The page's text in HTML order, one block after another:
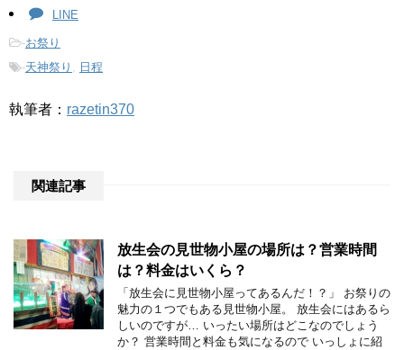
LINE
-お祭り
-天神祭り , 日程
執筆者： razetin370
関連記事
放生会の見世物小屋の場所は？営業時間
は？料金はいくら？
「放生会に見世物小屋ってあるんだ！？」 お祭りの
魅力の１つでもある見世物小屋。 放生会にはあるら
しいのですが… いったい場所はどこなのでしょう
か？ 営業時間と料金も気になるので いっしょに紹